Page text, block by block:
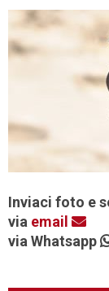
Inviaci foto e
via email
via Whatsapp